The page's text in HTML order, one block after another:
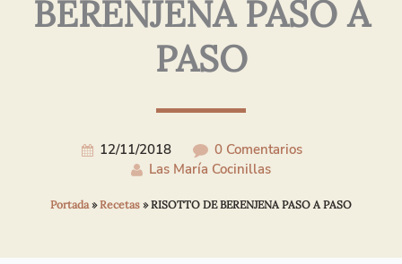
BERENJENA PASO A
PASO
12/11/2018
0 Comentarios
Las María Cocinillas
Portada»Recetas »RISOTTO DE BERENJENA PASO A PASO